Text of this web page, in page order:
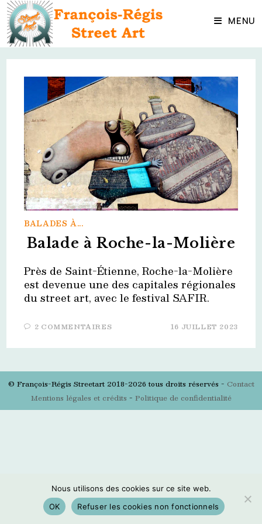
Skip
content MENU
BALADES À...
Balade à Roche-la-Molière
Près de Saint-Étienne, Roche-la-Molière
est devenue une des capitales régionales
du street art, avec le festival SAFIR.
2 COMMENTAIRES 16 JUILLET 2023
© François-Régis Streetart 2018-2026 tous droits réservés - Contact
Mentions légales et crédits - Politique de confidentialité
Nous utilisons des cookies sur ce site web.
OK
Refuser les cookies non fonctionnels